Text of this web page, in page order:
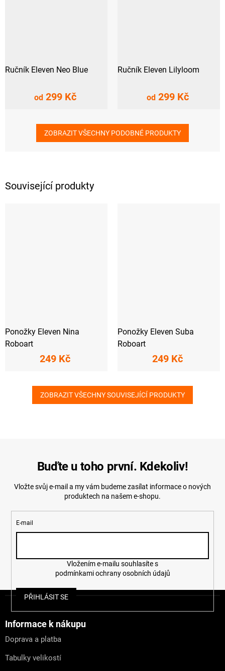
Související produkty
Ponožky Eleven Nina
Roboart
249 Kč
Ponožky Eleven Suba
Roboart
249 Kč
ZOBRAZIT VŠECHNY SOUVISEJÍCÍ PRODUKTY
Ručník Eleven Neo Blue
od299 Kč
Ručník Eleven Lilyloom
od299 Kč
ZOBRAZIT VŠECHNY PODOBNÉ PRODUKTY
Buďte u toho první. Kdekoliv!
Vložte svůj e-mail a my vám budeme zasílat informace o nových
produktech na našem e-shopu.
E-mail
podmínkami ochrany osobních údajů
PŘIHLÁSIT SE
Informace k nákupu
Doprava a platba
Tabulky velikostí